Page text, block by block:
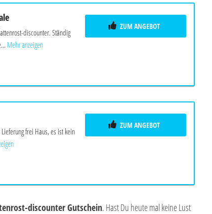
discounter. Ständig
Mehr anzeigen
ZUM ANGEBOT
frei Haus, es ist kein
ZUM ANGEBOT
discounter Gutschein. Hast Du heute mal keine Lust